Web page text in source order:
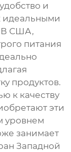
и
идеальными
В США,
питания
продуктов.
к качеству
эти
уровнем
занимает
Западной